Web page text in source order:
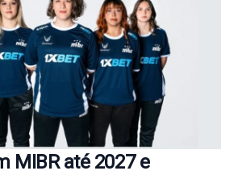
MIBR até 2027 e